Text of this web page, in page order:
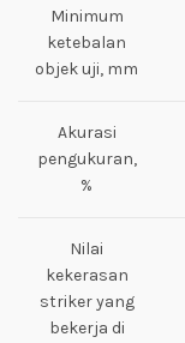
Minimum
ketebalan
objek uji, mm
Akurasi
pengukuran,
%
Nilai
kekerasan
striker yang
bekerja di